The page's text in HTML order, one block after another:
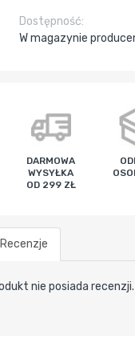
Dostępność:
W magazynie
DARMOWA
WYSYŁKA
OD 299 ZŁ
Recenzje
nie posiada recenzji.